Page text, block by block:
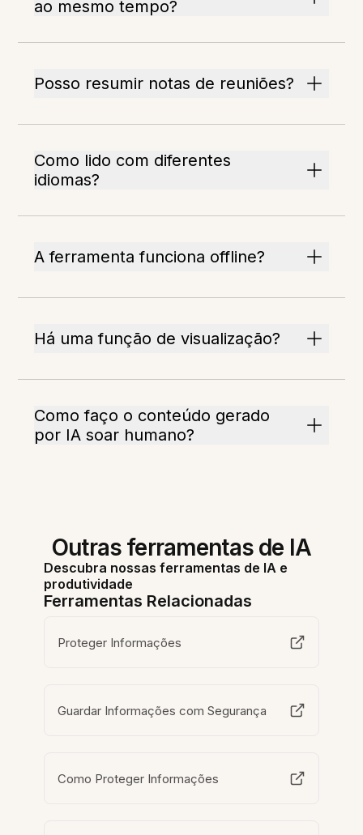
ao mesmo tempo?
Posso resumir notas de reuniões?
Como lido com diferentes
idiomas?
A ferramenta funciona offline?
Há uma função de visualização?
Como faço o conteúdo gerado
por IA soar humano?
Outras ferramentas de IA
Descubra nossas ferramentas de IA e
produtividade
Ferramentas Relacionadas
Proteger Informações
Guardar Informações com Segurança
Como Proteger Informações